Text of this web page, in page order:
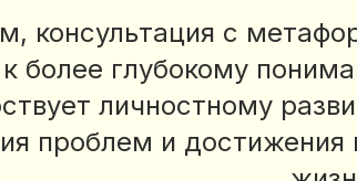
консультация с
к более глубокому
личностному
проблем и достижения